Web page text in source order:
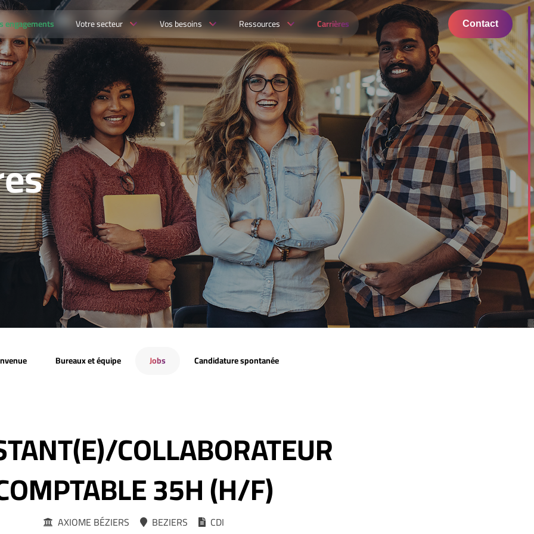
engagements Votre secteur Vos besoins Ressources Carrières Contact
Bureaux et équipe Jobs Candidature spontanée
COLLABORATEUR
35H (H/F)
AXIOME BÉZIERS BEZIERS CDI